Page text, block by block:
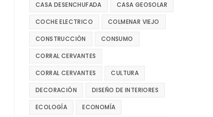
CASA DESENCHUFADA CASA GEOSOLAR
COCHE ELECTRICO COLMENAR VIEJO
CONSTRUCCIÓN CONSUMO
CORRAL CERVANTES
CORRAL CERVANTES CULTURA
DECORACIÓN DISEÑO DE INTERIORES
ECOLOGÍA ECONOMÍA